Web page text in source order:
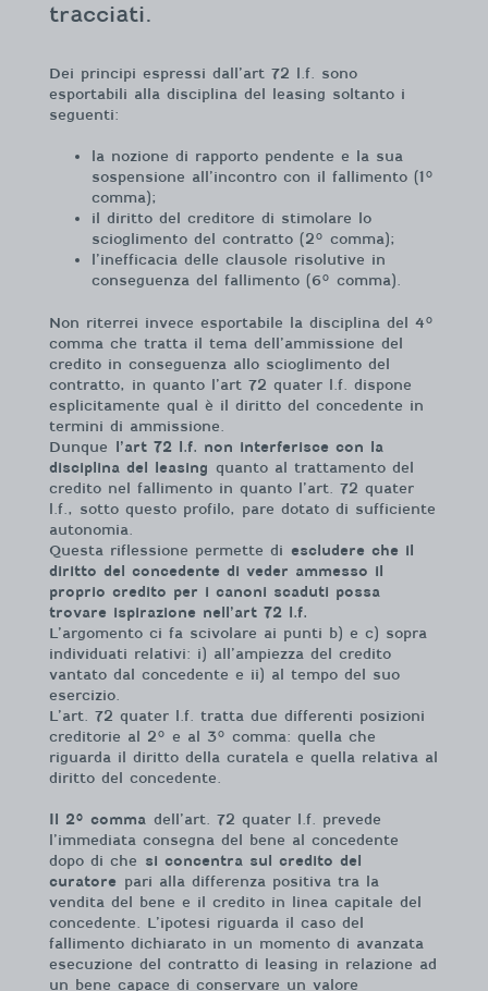
tracciati.
Dei principi espressi dall’art 72 l.f. sono
esportabili alla disciplina del leasing soltanto i
seguenti:
la nozione di rapporto pendente e la sua
sospensione all’incontro con il fallimento (1°
comma);
il diritto del creditore di stimolare lo
scioglimento del contratto (2° comma);
l’inefficacia delle clausole risolutive in
conseguenza del fallimento (6° comma).
Non riterrei invece esportabile la disciplina del 4°
comma che tratta il tema dell’ammissione del
credito in conseguenza allo scioglimento del
contratto, in quanto l’art 72 quater l.f. dispone
esplicitamente qual è il diritto del concedente in
termini di ammissione.
Dunque l’art 72 l.f. non interferisce con la
disciplina del leasing quanto al trattamento del
credito nel fallimento in quanto l’art. 72 quater
l.f., sotto questo profilo, pare dotato di sufficiente
autonomia.
Questa riflessione permette di escludere che il
diritto del concedente di veder ammesso il
proprio credito per i canoni scaduti possa
trovare ispirazione nell’art 72 l.f.
L’argomento ci fa scivolare ai punti b) e c) sopra
individuati relativi: i) all’ampiezza del credito
vantato dal concedente e ii) al tempo del suo
esercizio.
L’art. 72 quater l.f. tratta due differenti posizioni
creditorie al 2° e al 3° comma: quella che
riguarda il diritto della curatela e quella relativa al
diritto del concedente.
Il 2° comma dell’art. 72 quater l.f. prevede
l’immediata consegna del bene al concedente
dopo di che si concentra sul credito del
curatore pari alla differenza positiva tra la
vendita del bene e il credito in linea capitale del
concedente. L’ipotesi riguarda il caso del
fallimento dichiarato in un momento di avanzata
esecuzione del contratto di leasing in relazione ad
un bene capace di conservare un valore